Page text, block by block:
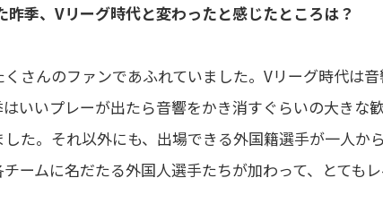
昨季、Vリーグ時代と変わったと感じたところは？
くさんのファンであふれていました。Vリーグ時代は
いいプレーが出たら音響をかき消すぐらいの大きな
た。それ以外にも、出場できる外国籍選手が一人か
ームに名だたる外国人選手たちが加わって、とても